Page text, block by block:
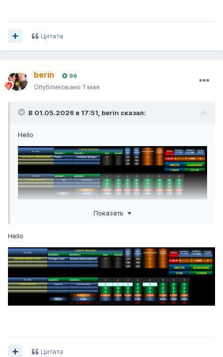
Цитата
berin 96
Опубликовано 1 мая
В 01.05.2026 в 17:51, berin сказал:
Hello
Показать
Hello
Цитата